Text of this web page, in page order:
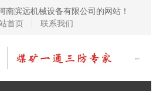
南滨远机械设备有限公司的网站！
首页
联系我们